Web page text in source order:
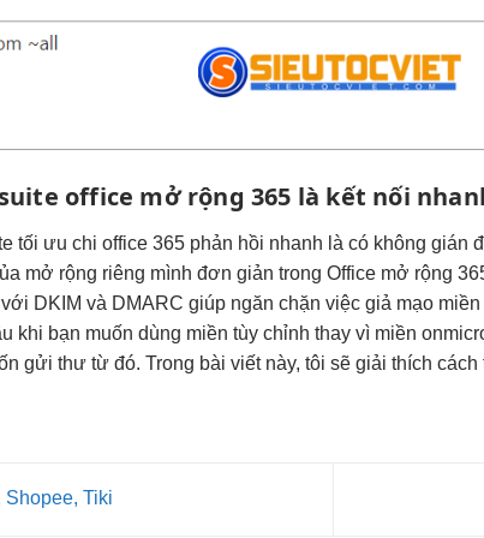
office mở rộng 365 là kết nối
tối ưu chi office 365 phản hồi nhanh là có không gián
mở rộng riêng mìnhđơn giản trong Office mở rộng
với DKIM và DMARC giúp ngăn chặn việc giả mạo
khi bạn muốn dùng miền tùy chỉnh thay vì miền
gửi thư từ đó. Trong bài viết này, tôi sẽ giải thích
Shopee, Tiki